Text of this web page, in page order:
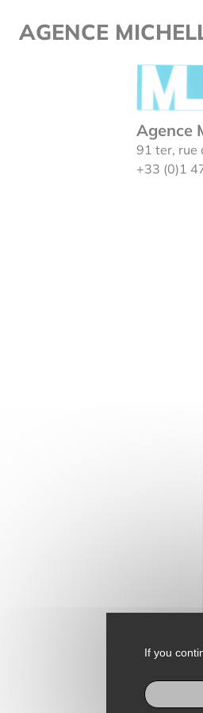
AGENCE
Agence
91 ter, rue
+33 (0)1
If you